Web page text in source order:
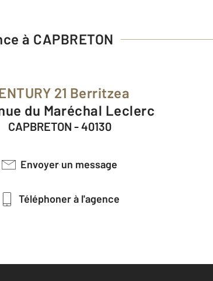
à CAPBRETON
21 Berritzea
du Maréchal Leclerc
CAPBRETON - 40130
Envoyer un message
Téléphoner à l'agence